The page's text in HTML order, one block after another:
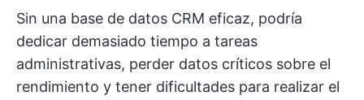
Sin una base de datos CRM eficaz, podría
dedicar demasiado tiempo a tareas
administrativas, perder datos críticos sobre el
rendimiento y tener dificultades para realizar el